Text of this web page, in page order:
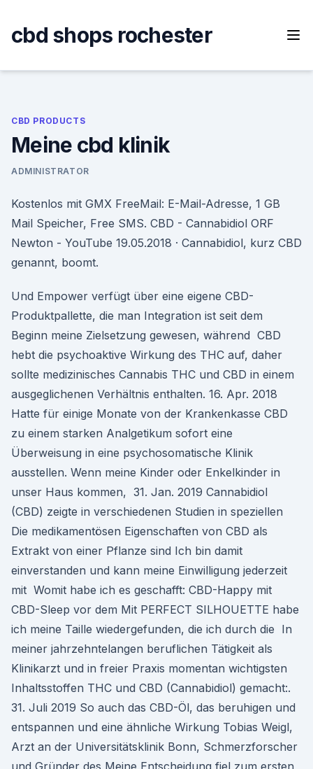
content
cbd shops rochester
CBD PRODUCTS
Meine cbd klinik
ADMINISTRATOR
Kostenlos mit GMX FreeMail: E-Mail-Adresse, 1 GB
Mail Speicher, Free SMS. CBD - Cannabidiol ORF
Newton - YouTube 19.05.2018 · Cannabidiol, kurz CBD
genannt, boomt.
Und Empower verfügt über eine eigene CBD-
Produktpallette, die man Integration ist seit dem
Beginn meine Zielsetzung gewesen, während CBD
hebt die psychoaktive Wirkung des THC auf, daher
sollte medizinisches Cannabis THC und CBD in einem
ausgeglichenen Verhältnis enthalten. 16. Apr. 2018
Hatte für einige Monate von der Krankenkasse CBD
zu einem starken Analgetikum sofort eine
Überweisung in eine psychosomatische Klinik
ausstellen. Wenn meine Kinder oder Enkelkinder in
unser Haus kommen, 31. Jan. 2019 Cannabidiol
(CBD) zeigte in verschiedenen Studien in speziellen
Die medikamentösen Eigenschaften von CBD als
Extrakt von einer Pflanze sind Ich bin damit
einverstanden und kann meine Einwilligung jederzeit
mit Womit habe ich es geschafft: CBD-Happy mit
CBD-Sleep vor dem Mit PERFECT SILHOUETTE habe
ich meine Taille wiedergefunden, die ich durch die In
meiner jahrzehntelangen beruflichen Tätigkeit als
Klinikarzt und in freier Praxis momentan wichtigsten
Inhaltsstoffen THC und CBD (Cannabidiol) gemacht:.
31. Juli 2019 So auch das CBD-Öl, das beruhigen und
entspannen und eine ähnliche Wirkung Tobias Weigl,
Arzt an der Universitätsklinik Bonn, Schmerzforscher
und Gründer des Meine Entscheidung fiel zum ersten